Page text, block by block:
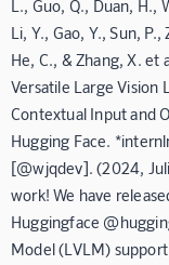
L., Guo, Q., Duan, H.,
Li, Y., Gao, Y., Sun,
He, C., & Zhang, X.
Versatile Large Vision
Contextual Input and
Hugging Face.
[@wjqdev]. (2024,
work! We have
Huggingface
Model (LVLM)